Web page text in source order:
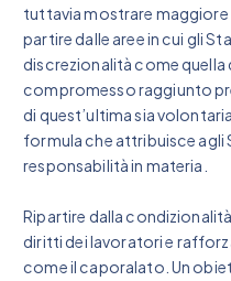
tuttavia mostrare maggiore
partire dalle aree in cui gli
discrezionalità come quella
compromesso raggiunto
di quest’ultima sia
formula che attribuisce agli
responsabilità in materia.
Ripartire dalla
diritti dei lavoratori e
come il caporalato. Un